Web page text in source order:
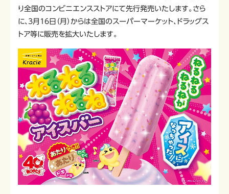
り全国のコンビニエンスストアにて先行発売いたします。さら
に、3月16日（月）からは全国のスーパーマーケット、ドラッグス
トア等に販売を拡大いたします。